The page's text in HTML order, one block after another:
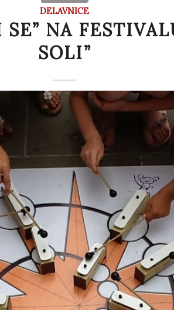
DELAVNICE
SE” NA
SOLI”